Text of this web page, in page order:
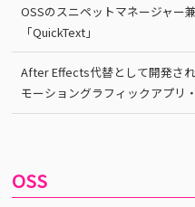
OSSのスニペットマネージャー
「QuickText」
After Effects代替として開発さ
モーショングラフィックアプリ
OSS